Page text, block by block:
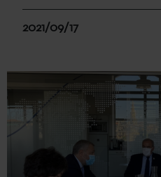
2021/09/17